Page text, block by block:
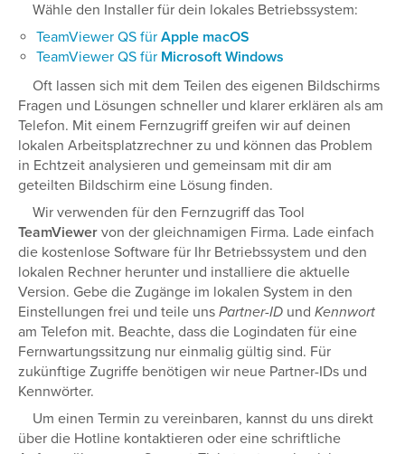
Wähle den Installer für dein lokales Betriebssystem:
TeamViewer QS für Apple macOS
TeamViewer QS für Microsoft Windows
Oft lassen sich mit dem Teilen des eigenen Bildschirms
Fragen und Lösungen schneller und klarer erklären als am
Telefon. Mit einem Fernzugriff greifen wir auf deinen
lokalen Arbeitsplatzrechner zu und können das Problem
in Echtzeit analysieren und gemeinsam mit dir am
geteilten Bildschirm eine Lösung finden.
Wir verwenden für den Fernzugriff das Tool
TeamViewer von der gleichnamigen Firma. Lade einfach
die kostenlose Software für Ihr Betriebssystem und den
lokalen Rechner herunter und installiere die aktuelle
Version. Gebe die Zugänge im lokalen System in den
Einstellungen frei und teile uns Partner-ID und Kennwort
am Telefon mit. Beachte, dass die Logindaten für eine
Fernwartungssitzung nur einmalig gültig sind. Für
zukünftige Zugriffe benötigen wir neue Partner-IDs und
Kennwörter.
Um einen Termin zu vereinbaren, kannst du uns direkt
über die Hotline kontaktieren oder eine schriftliche